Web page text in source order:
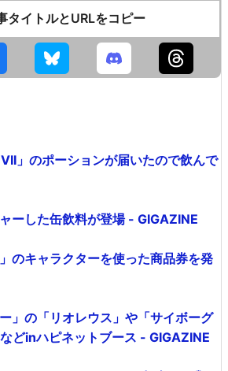
タイトルとURLをコピー
」のポーションが届いたので飲んで
ーした缶飲料が登場 - GIGAZINE
のキャラクターを使った商品券を発
」の「リオレウス」や「サイボーグ
どinハピネットブース - GIGAZINE